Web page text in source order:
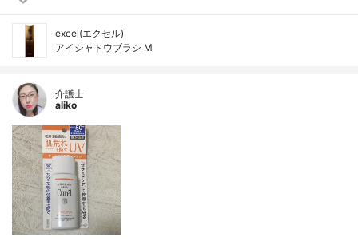
excel(エクセル)
アイシャドウブラシ M
介護士
aliko